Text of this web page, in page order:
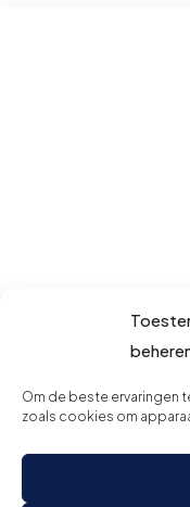
Om de beste ervaringen
zoals cookies om
Schrijf je in voor